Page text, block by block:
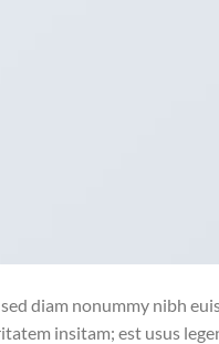
diam nonummy nibh
insitam; est usus